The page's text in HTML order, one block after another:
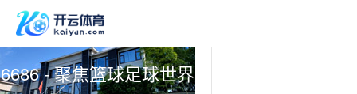
6686 - 聚焦篮球足球世界